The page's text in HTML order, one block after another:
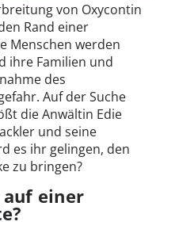
von Oxycontin
Rand einer
Menschen werden
ihre Familien und
des
Auf der Suche
die Anwältin Edie
und seine
es ihr gelingen, den
zu bringen?
einer